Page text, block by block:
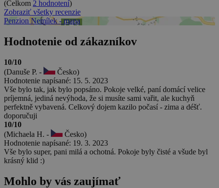
(Celkom 2 hodnotení)
Zobraziť všetky recenzie
Penzion Nemílek - mapa
Hodnotenie od zákazníkov
10/10
(Danuše P. -
Česko)
Hodnotenie napísané: 15. 5. 2023
Vše bylo tak, jak bylo popsáno. Pokoje velké, paní domácí velice
príjemná, jediná nevýhoda, že si musíte sami vařit, ale kuchyň
perfektně vybavená. Celkový dojem kazilo počasí - zima a déšť.
doporučuji
10/10
(Michaela H. -
Česko)
Hodnotenie napísané: 19. 3. 2023
Vše bylo super, pani milá a ochotná. Pokoje byly čisté a všude byl
krásný klid :)
Mohlo by vás zaujímať